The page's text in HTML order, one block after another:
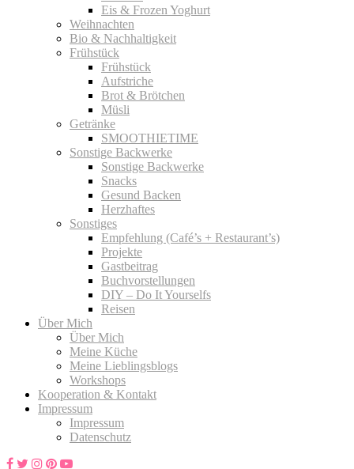
Eis & Frozen Yoghurt
Weihnachten
Bio & Nachhaltigkeit
Frühstück
Frühstück
Aufstriche
Brot & Brötchen
Müsli
Getränke
SMOOTHIETIME
Sonstige Backwerke
Sonstige Backwerke
Snacks
Gesund Backen
Herzhaftes
Sonstiges
Empfehlung (Café’s + Restaurant’s)
Projekte
Gastbeitrag
Buchvorstellungen
DIY – Do It Yourselfs
Reisen
Über Mich
Über Mich
Meine Küche
Meine Lieblingsblogs
Workshops
Kooperation & Kontakt
Impressum
Impressum
Datenschutz